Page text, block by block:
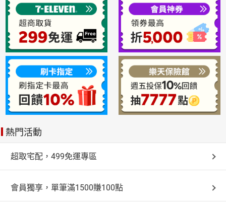
熱門活動
超取宅配，499免運專區
會員獨享，單筆滿1500賺100點